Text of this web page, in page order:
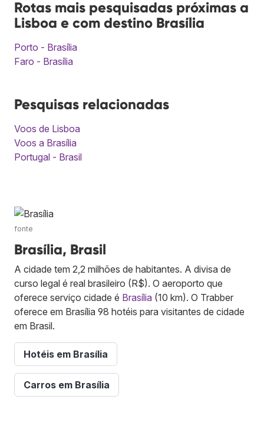
Rotas mais pesquisadas próximas a
Lisboa e com destino Brasília
Porto - Brasília
Faro - Brasília
Pesquisas relacionadas
Voos de Lisboa
Voos a Brasília
Portugal - Brasil
fonte
Brasília, Brasil
A cidade tem 2,2 milhões de habitantes. A divisa de
curso legal é real brasileiro (R$). O aeroporto que
oferece serviço cidade é Brasília (10 km). O Trabber
oferece em Brasília 98 hotéis para visitantes de cidade
em Brasil.
Hotéis em Brasília
Carros em Brasília